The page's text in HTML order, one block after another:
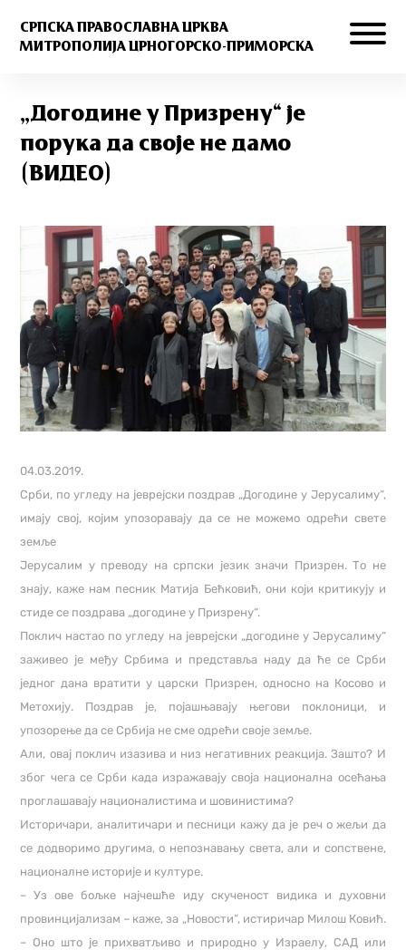
СРПСКА ПРАВОСЛАВНА ЦРКВА
МИТРОПОЛИЈА ЦРНОГОРСКО-ПРИМОРСКА
„Догодине у Призрену“ је
порука да своје не дамо
(ВИДЕО)
04.03.2019.
Срби, по угледу на јеврејски поздрав „Догодине у Јерусалиму“,
имају свој, којим упозоравају да се не можемо одрећи свете
земље
Јерусалим у преводу на српски језик значи Призрен. То не
знају, каже нам песник Матија Бећковић, они који критикују и
стиде се поздрава „догодине у Призрену“.
Поклич настао по угледу на јеврејски „догодине у Јерусалиму“
заживео је међу Србима и представља наду да ће се Срби
једног дана вратити у царски Призрен, односно на Косово и
Метохију. Поздрав је, појашњавају његови поклоници, и
упозорење да се Србија не сме одрећи своје земље.
Али, овај поклич изазива и низ негативних реакција. Зашто? И
због чега се Срби када изражавају своја национална осећања
проглашавају националистима и шовинистима?
Историчари, аналитичари и песници кажу да је реч о жељи да
се додворимо другима, о непознавању света, али и сопствене,
националне историје и културе.
– Уз ове бољке најчешће иду скученост видика и духовни
провинцијализам – каже, за „Новости“, истиричар Милош Ковић.
– Оно што је прихватљиво и природно у Израелу, САД или